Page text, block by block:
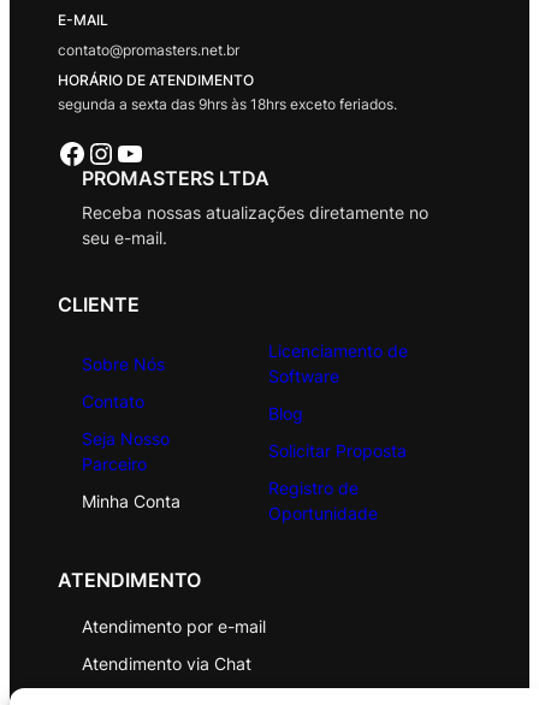
E-MAIL
contato@promasters.net.br
HORÁRIO DE ATENDIMENTO
segunda a sexta das 9hrs às 18hrs exceto feriados.
Facebook Instagram Youtube
PROMASTERS LTDA
Receba nossas atualizações diretamente no
seu e-mail.
CLIENTE
Sobre Nós
Contato
Seja Nosso
Parceiro
Minha Conta
Licenciamento de
Software
Blog
Solicitar Proposta
Registro de
Oportunidade
ATENDIMENTO
Atendimento por e-mail
Atendimento via Chat